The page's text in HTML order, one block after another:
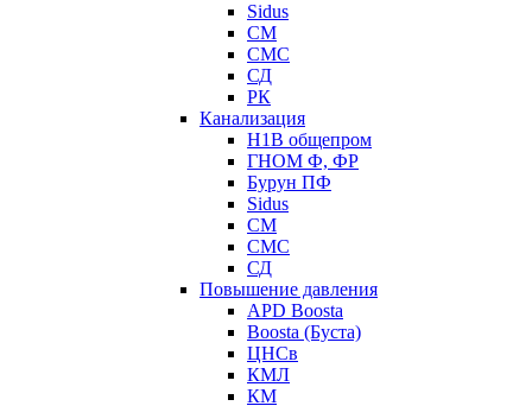
Sidus
СМ
СМС
СД
РК
Канализация
Н1В общепром
ГНОМ Ф, ФР
Бурун ПФ
Sidus
СМ
СМС
СД
Повышение давления
APD Boosta
Boosta (Буста)
ЦНСв
КМЛ
КМ